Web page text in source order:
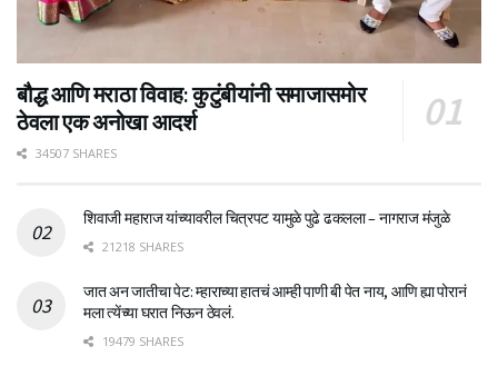
बौद्ध आणि मराठा विवाह: कुटुंबीयांनी समाजासमोर
ठेवला एक अनोखा आदर्श
34507 SHARES
शिवाजी महाराज यांच्यावरील चित्रपट यामुळे पुढे ढकलला – नागराज मंजुळे
21218 SHARES
जात अन जातीचा पेट: म्हाराच्या हातचं आम्ही पाणी बी पेत नाय, आणि ह्या पोरानं
मला त्येंच्या घरात निऊन ठेवलं.
19479 SHARES